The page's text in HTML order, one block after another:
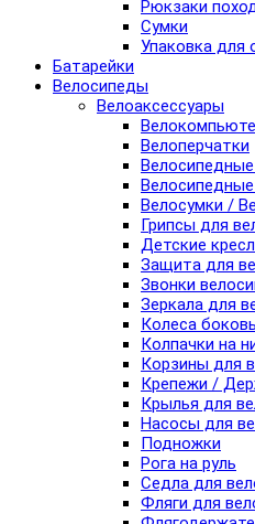
Рюкзаки
Сумки
Упаковка для
Батарейки
Велосипеды
Велоаксессуары
Велоперчатки
Велосумки /
Грипсы для
Детские
Защита для
Звонки
Зеркала для
Колеса
Колпачки на
Корзины для
Крепежи /
Крылья для
Насосы для
Подножки
Рога на руль
Седла для
Фляги для